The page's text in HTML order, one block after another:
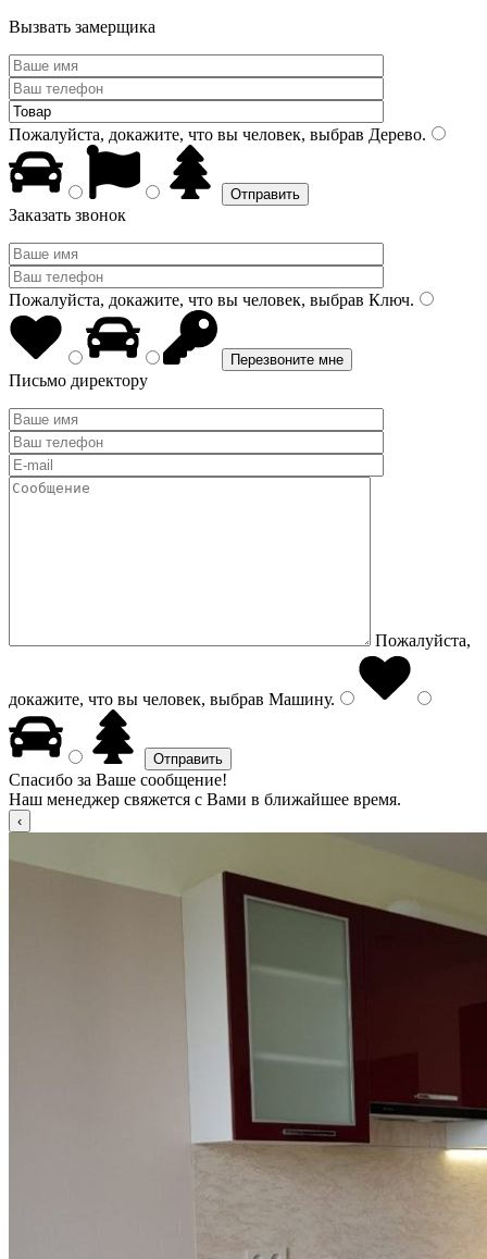
Вызвать замерщика
Пожалуйста, докажите, что вы человек, выбрав Дерево.
Заказать звонок
Пожалуйста, докажите, что вы человек, выбрав Ключ.
Письмо директору
Пожалуйста,
докажите, что вы человек, выбрав Машину.
Спасибо за Ваше сообщение!
Наш менеджер свяжется с Вами в ближайшее время.